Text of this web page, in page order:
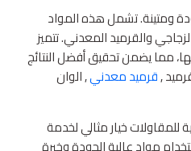
ومتينة. تشمل هذه المواد
والقرميد المعدني. تتميز
مما يضمن تحقيق أفضل النتائج
,قرميد معدني, الوان
للمقاولات خيار مثالي لخدمة